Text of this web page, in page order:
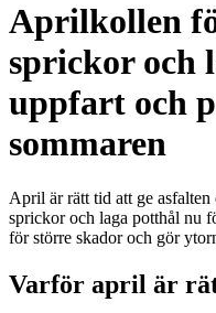
Aprilkollen
sprickor och
uppfart och
sommaren
April är rätt tid att ge asfalten
sprickor och laga potthål nu
för större skador och gör
Varför april är